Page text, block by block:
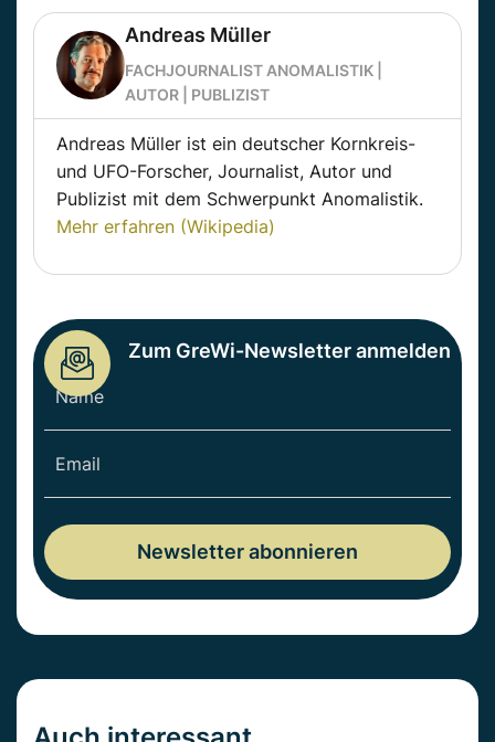
Andreas Müller
FACHJOURNALIST ANOMALISTIK |
AUTOR | PUBLIZIST
Andreas Müller ist ein deutscher Kornkreis-
und UFO-Forscher, Journalist, Autor und
Publizist mit dem Schwerpunkt Anomalistik.
Mehr erfahren (Wikipedia)
Zum GreWi-Newsletter anmelden